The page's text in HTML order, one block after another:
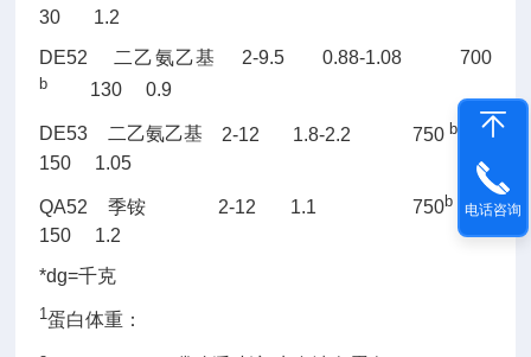
30 1.2
DE52
二乙氨乙基 2-9.5 0.88-1.08 700
b 130 0.9
DE53 二乙氨乙基 2-12 1.8-2.2 750b
150 1.05
QA52 季铵2-12 1.1 750b
150 1.2
*dg=千克
1 蛋白体重：
电话咨询